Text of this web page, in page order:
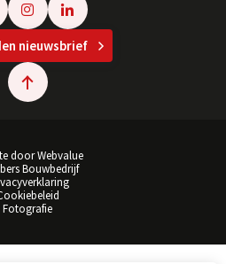
nieuwsbrief
door Webvalue
Bouwbedrijf
Fotografie